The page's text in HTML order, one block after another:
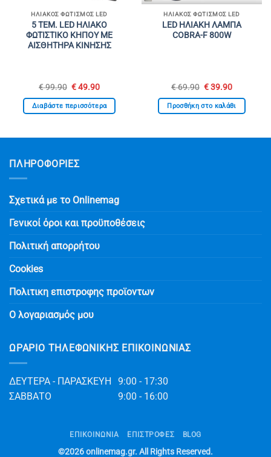
ΗΛΙΑΚΌΣ ΦΩΤΙΣΜΌΣ LED
5 ΤΕΜ. LED ΗΛΙΑΚΟ
ΦΩΤΙΣΤΙΚΟ ΚΗΠΟΥ ΜΕ
ΑΙΣΘΗΤΗΡΑ ΚΙΝΗΣΗΣ
€99.90 Original
was:
€ 99.90.
€49.90Η
τιμή
είναι:
Διαβάστε περισσότερα
ΗΛΙΑΚΌΣ ΦΩΤΙΣΜΌΣ LED
LED ΗΛΙΑΚΗ ΛΑΜΠΑ
COBRA-F 800W
€69.90 Original
was:
€ 69.90.
€39.90Η
τιμή
είναι:
Προσθήκη στο καλάθι
ΠΛΗΡΟΦΟΡΙΕΣ
Σχετικά με το Onlinemag
Γενικοί όροι και προϋποθέσεις
Πολιτική απορρήτου
Cookies
Πολιτικη επιστροφης προϊοντων
Ο λογαριασμός μου
ΩΡΆΡΙΟ ΤΗΛΕΦΩΝΙΚΉΣ ΕΠΙΚΟΙΝΩΝΊΑΣ
ΔΕΥΤΕΡΑ - ΠΑΡΑΣΚΕΥΗ
9:00 - 17:30
ΣΑΒΒΑΤΟ
9:00 - 16:00
ΕΠΙΚΟΙΝΩΝΊΑ ΕΠΙΣΤΡΟΦΕΣ BLOG
©2026onlinemag.gr. All Rights Reserved.